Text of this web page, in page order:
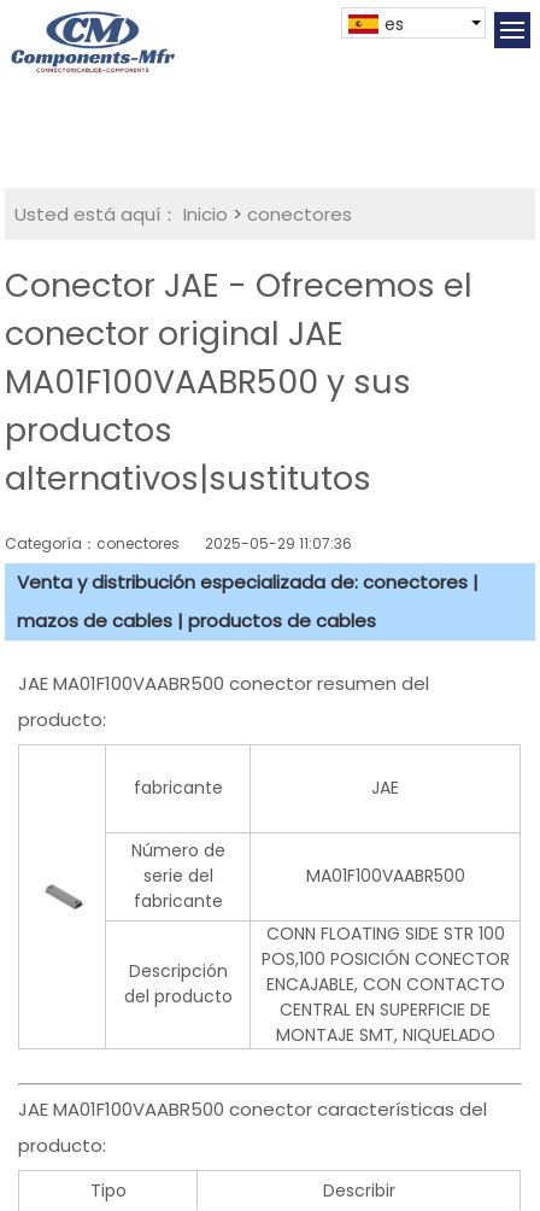
es
Usted está aquí： Inicio >conectores
Conector JAE - Ofrecemos el
conector original JAE
MA01F100VAABR500 y sus
productos
alternativos|sustitutos
Categoría：conectores 2025-05-29 11:07:36
Venta y distribución especializada de: conectores |
mazos de cables | productos de cables
JAE MA01F100VAABR500 conector resumen del
producto:
fabricante JAE
Número de
serie del
fabricante
MA01F100VAABR500
Descripción
del producto
CONN FLOATING SIDE STR 100
POS,100 POSICIÓN CONECTOR
ENCAJABLE, CON CONTACTO
CENTRAL EN SUPERFICIE DE
MONTAJE SMT, NIQUELADO
JAE MA01F100VAABR500 conector características del
producto:
Tipo Describir